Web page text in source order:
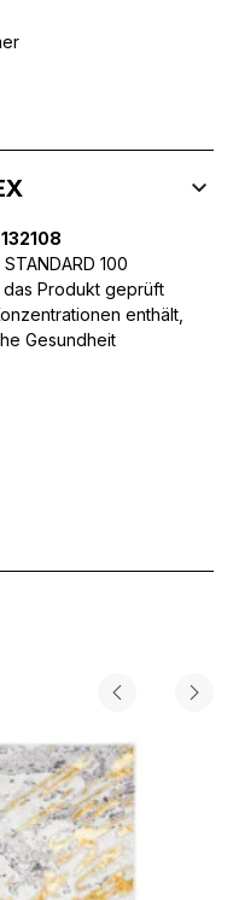
100
Produkt geprüft
enthält,
Gesundheit